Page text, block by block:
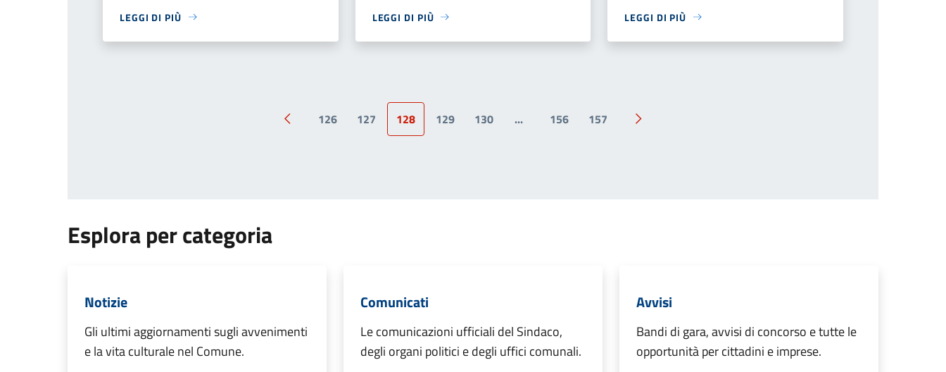
LEGGI DI PIÙ LEGGI DI PIÙ LEGGI DI PIÙ
Pagina precedente
126 127 128 129 130 ... 156 157
Pagina successiva
Esplora per categoria
Notizie
Gli ultimi aggiornamenti sugli avvenimenti
e la vita culturale nel Comune.
Comunicati
Le comunicazioni ufficiali del Sindaco,
degli organi politici e degli uffici comunali.
Avvisi
Bandi di gara, avvisi di concorso e tutte le
opportunità per cittadini e imprese.